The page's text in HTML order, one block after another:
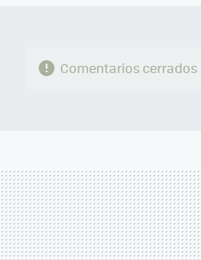
Comentarios cerrados